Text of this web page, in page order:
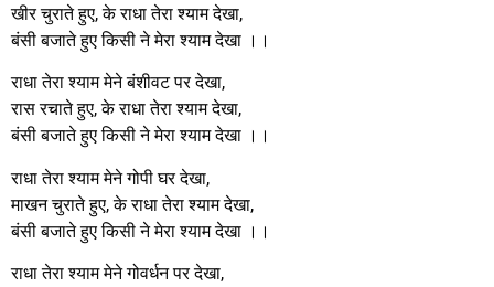
खीर चुराते हुए, के राधा तेरा श्याम देखा,
बंसी बजाते हुए किसी ने मेरा श्याम देखा ।।
राधा तेरा श्याम मेने बंशीवट पर देखा,
रास रचाते हुए, के राधा तेरा श्याम देखा,
बंसी बजाते हुए किसी ने मेरा श्याम देखा ।।
राधा तेरा श्याम मेने गोपी घर देखा,
माखन चुराते हुए, के राधा तेरा श्याम देखा,
बंसी बजाते हुए किसी ने मेरा श्याम देखा ।।
राधा तेरा श्याम मेने गोवर्धन पर देखा,